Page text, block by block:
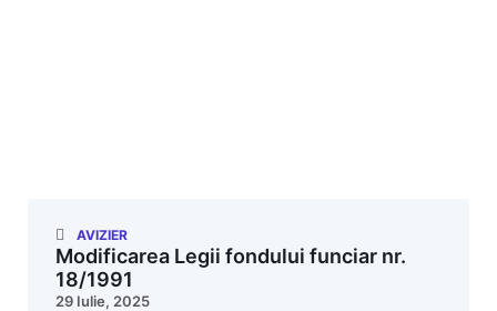
AVIZIER
Modificarea Legii fondului funciar nr.
18/1991
29 Iulie, 2025